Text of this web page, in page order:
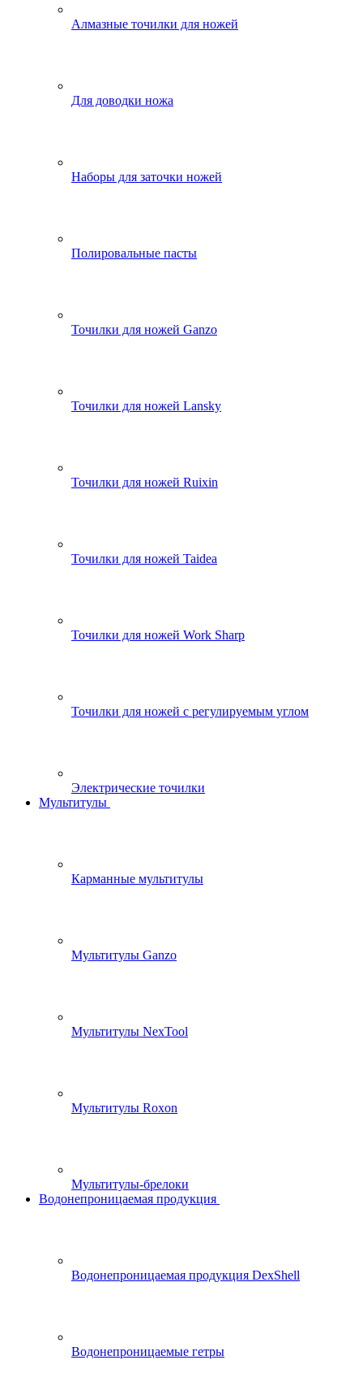
Алмазные точилки для ножей
Для доводки ножа
Наборы для заточки ножей
Полировальные пасты
Точилки для ножей Ganzo
Точилки для ножей Lansky
Точилки для ножей Ruixin
Точилки для ножей Taidea
Точилки для ножей Work Sharp
Точилки для ножей с регулируемым углом
Электрические точилки
Мультитулы
Карманные мультитулы
Мультитулы Ganzo
Мультитулы NexTool
Мультитулы Roxon
Мультитулы-брелоки
Водонепроницаемая продукция
Водонепроницаемая продукция DexShell
Водонепроницаемые гетры